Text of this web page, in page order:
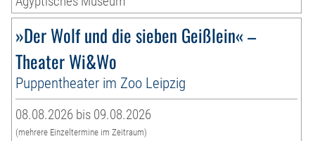
»Der Wolf und die sieben Geißlein« –
Theater Wi&Wo
Puppentheater im Zoo Leipzig
08.08.2026 bis 09.08.2026
(mehrere Einzeltermine im Zeitraum)